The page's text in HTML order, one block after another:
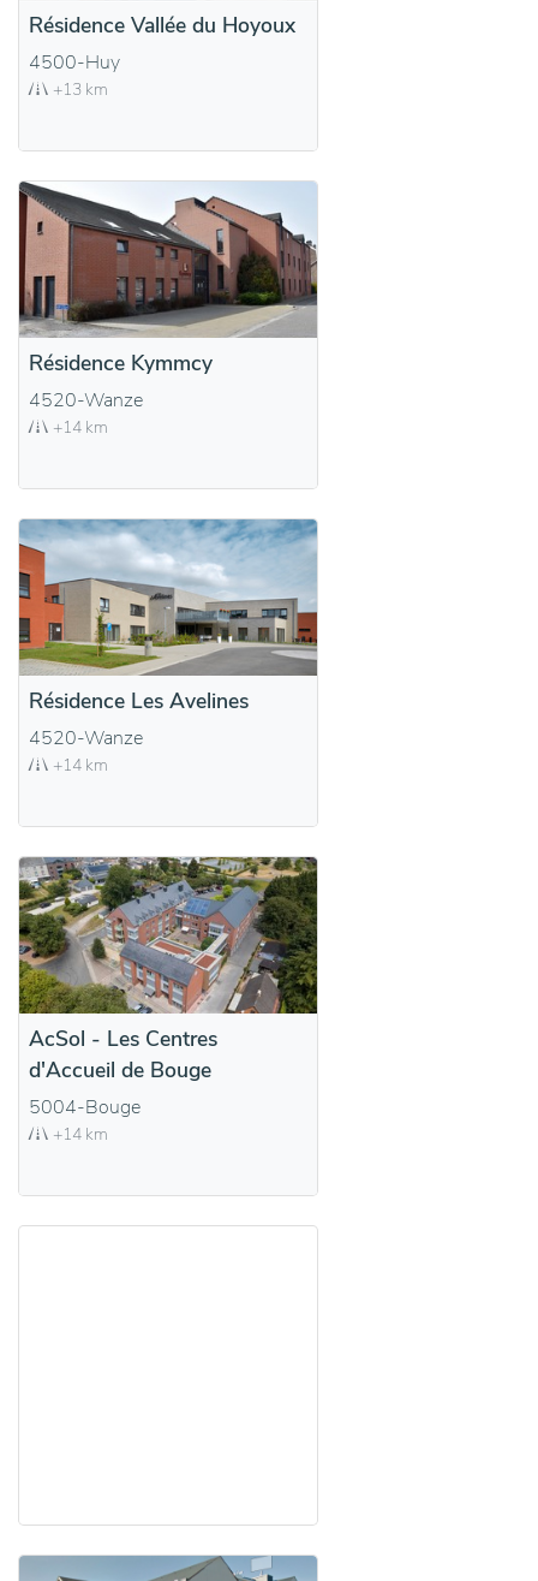
Résidence Vallée du Hoyoux
4500-Huy
+13 km
Résidence Kymmcy
4520-Wanze
+14 km
Résidence Les Avelines
4520-Wanze
+14 km
AcSol - Les Centres
d'Accueil de Bouge
5004-Bouge
+14 km